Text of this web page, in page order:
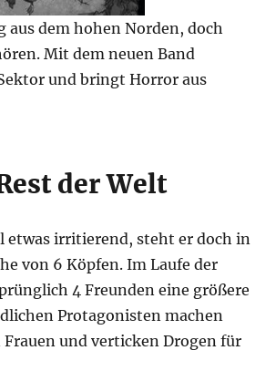
aus dem hohen Norden, doch
Mit dem neuen Band
und bringt Horror aus
der Welt
irritierend, steht er doch in
von 6 Köpfen. Im Laufe der
4 Freunden eine größere
Protagonisten machen
und verticken Drogen für